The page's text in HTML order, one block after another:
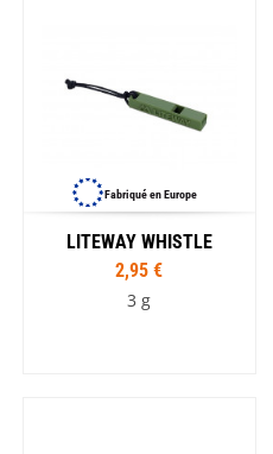
Fabriqué en Europe
LITEWAY WHISTLE
2,95 €
3 g